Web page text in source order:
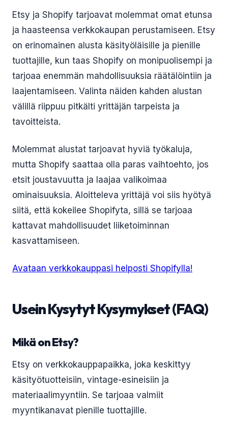
Etsy ja Shopify tarjoavat molemmat omat etunsa
ja haasteensa verkkokaupan perustamiseen. Etsy
on erinomainen alusta käsityöläisille ja pienille
tuottajille, kun taas Shopify on monipuolisempi ja
tarjoaa enemmän mahdollisuuksia räätälöintiin ja
laajentamiseen. Valinta näiden kahden alustan
välillä riippuu pitkälti yrittäjän tarpeista ja
tavoitteista.
Molemmat alustat tarjoavat hyviä työkaluja,
mutta Shopify saattaa olla paras vaihtoehto, jos
etsit joustavuutta ja laajaa valikoimaa
ominaisuuksia. Aloitteleva yrittäjä voi siis hyötyä
siitä, että kokeilee Shopifyta, sillä se tarjoaa
kattavat mahdollisuudet liiketoiminnan
kasvattamiseen.
Avataan verkkokauppasi helposti Shopifylla!
Usein Kysytyt Kysymykset (FAQ)
Mikä on Etsy?
Etsy on verkkokauppapaikka, joka keskittyy
käsityötuotteisiin, vintage-esineisiin ja
materiaalimyyntiin. Se tarjoaa valmiit
myyntikanavat pienille tuottajille.